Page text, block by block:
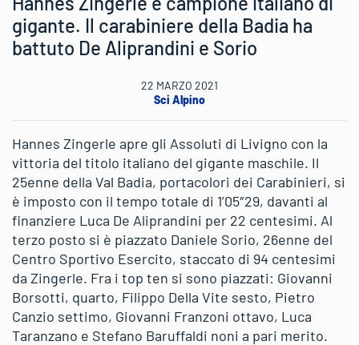
gigante. Il carabiniere della Badia ha
battuto De Aliprandini e Sorio
22 MARZO 2021
Sci Alpino
Hannes Zingerle apre gli Assoluti di Livigno con la
vittoria del titolo italiano del gigante maschile. Il
25enne della Val Badia, portacolori dei Carabinieri, si
è imposto con il tempo totale di 1’05″29, davanti al
finanziere Luca De Aliprandini per 22 centesimi. Al
terzo posto si è piazzato Daniele Sorio, 26enne del
Centro Sportivo Esercito, staccato di 94 centesimi
da Zingerle. Fra i top ten si sono piazzati: Giovanni
Borsotti, quarto, Filippo Della Vite sesto, Pietro
Canzio settimo, Giovanni Franzoni ottavo, Luca
Taranzano e Stefano Baruffaldi noni a pari merito.